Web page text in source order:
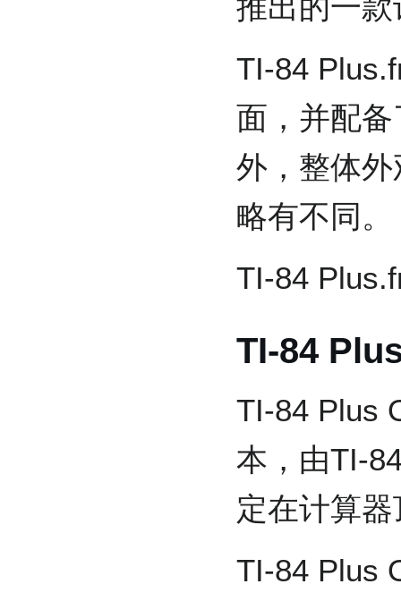
TI-84
面，并配
外，整体
略有不同。
TI-84
TI-84
TI-84 Plus
本，由TI-
定在计算
TI-84 Plus